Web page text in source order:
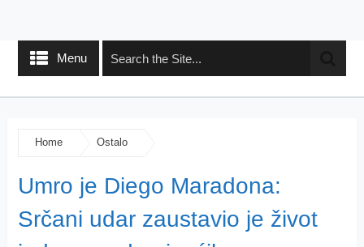
Menu
Home Ostalo
Umro je Diego Maradona:
Srčani udar zaustavio je život